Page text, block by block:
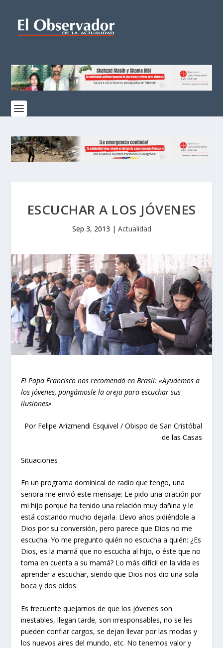
ESCUCHAR A LOS JÓVENES
Sep 3, 2013 | Actualidad
El Papa Francisco nos recomendó en Brasil: «Ayudemos a
los jóvenes, pongámosle la oreja para escuchar sus
ilusiones»
Por Felipe Arizmendi Esquivel / Obispo de San Cristóbal
de las Casas
Situaciones
En un programa dominical de radio que tengo, una
señora me envió este mensaje: Le pido una oración por
mi hijo porque ha tenido una relación muy dañina y le
está costando mucho dejarla. Llevo años pidiéndole a
Dios por su conversión, pero parece que Dios no me
escucha. Yo me pregunto quién no escucha a quién: ¿Es
Dios, es la mamá que no escucha al hijo, o éste que no
toma en cuenta a su mamá? Lo más difícil en la vida es
aprender a escuchar, siendo que Dios nos dio una sola
boca y dos oídos.
Es frecuente quejarnos de que los jóvenes son
inestables, llegan tarde, son irresponsables, no se les
pueden confiar cargos, se dejan llevar por las modas y
los nuevos aires del mundo, etc. No tenemos valor y